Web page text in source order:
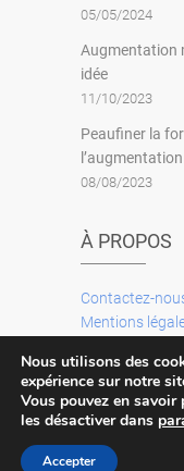
05/05/2024
Augmentation
idée
11/10/2023
Peaufiner la
08/08/2023
À PROPOS
Contactez-
Mentions
© 2026
Nous utilisons des
expérience sur notre
Vous pouvez en
les désactiver dans
Accepter